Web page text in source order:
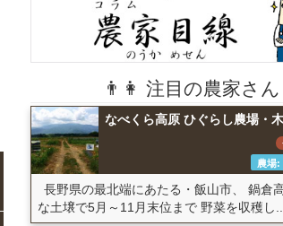
👨👩 注目の農家さん
なべくら高原 ひぐらし農場・
農場:
長野県の最北端にあたる・飯山市、 鍋倉
な土壌で5月～11月末位まで 野菜を収穫し...